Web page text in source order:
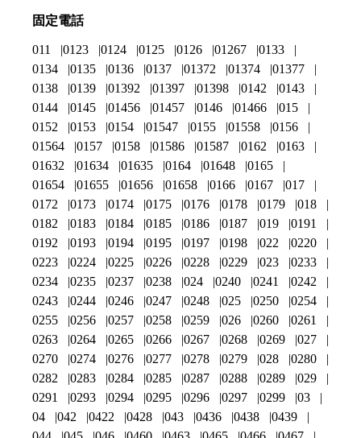
固定電話
011 0123 0124 0125 0126 01267
0133
0134
0135 0136 0137 01372 01374
01377
0138
0139 01392 01397 01398 0142
0143
0144
0145 01456 01457 0146 01466
015
0152
0153 0154 01547 0155 01558
0156
01564
0157 0158 01586 01587 0162
0163
01632
01634 01635 0164 01648
0165
01654
01655 01656 01658 0166 0167
017
0172
0173 0174 0175 0176 0178 0179
018
0182
0183 0184 0185 0186 0187 019
0191
0192
0193 0194 0195 0197 0198 022
0220
0223
0224 0225 0226 0228 0229 023
0233
0234
0235 0237 0238 024 0240 0241
0242
0243
0244 0246 0247 0248 025 0250
0254
0255
0256 0257 0258 0259 026 0260
0261
0263
0264 0265 0266 0267 0268 0269
027
0270
0274 0276 0277 0278 0279 028
0280
0282
0283 0284 0285 0287 0288 0289
029
0291
0293 0294 0295 0296 0297 0299
03
04
042 0422 0428 043 0436 0438
0439